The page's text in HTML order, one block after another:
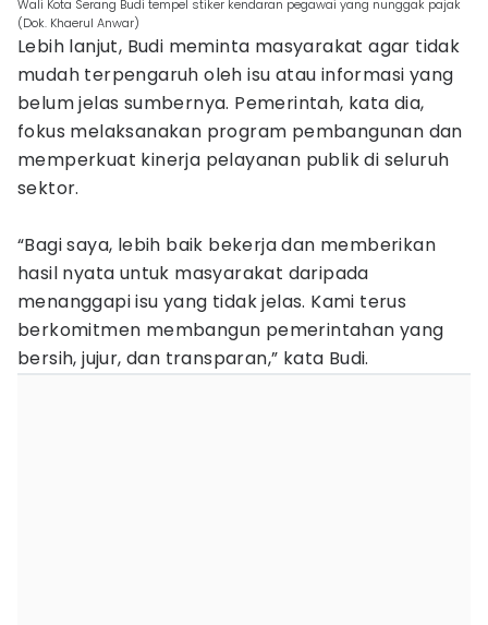
Wali Kota Serang Budi tempel stiker kendaran pegawai yang nunggak pajak
(Dok. Khaerul Anwar)
Lebih lanjut, Budi meminta masyarakat agar tidak
mudah terpengaruh oleh isu atau informasi yang
belum jelas sumbernya. Pemerintah, kata dia,
fokus melaksanakan program pembangunan dan
memperkuat kinerja pelayanan publik di seluruh
sektor.
“Bagi saya, lebih baik bekerja dan memberikan
hasil nyata untuk masyarakat daripada
menanggapi isu yang tidak jelas. Kami terus
berkomitmen membangun pemerintahan yang
bersih, jujur, dan transparan,” kata Budi.